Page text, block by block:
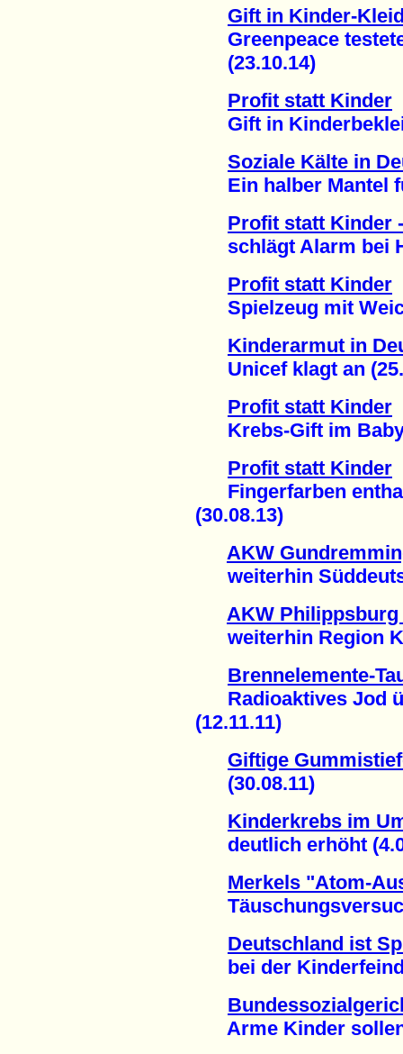
Gift in Kinder-
Greenpeace
(23.10.14)
Profit statt Kinder
Gift in
Soziale Kälte in
Ein halber Mantel
Profit statt Kinder
schlägt Alarm bei
Profit statt Kinder
Spielzeug mit
Kinderarmut in
Unicef klagt an
Profit statt Kinder
Krebs-Gift im
Profit statt Kinder
Fingerfarben
(30.08.13)
AKW
weiterhin
AKW
weiterhin Region
Brennelemente-
Radioaktives Jod
(12.11.11)
Giftige
(30.08.11)
Kinderkrebs im
deutlich erhöht
Merkels "Atom-
Deutschland ist
bei der
Arme Kinder sollen